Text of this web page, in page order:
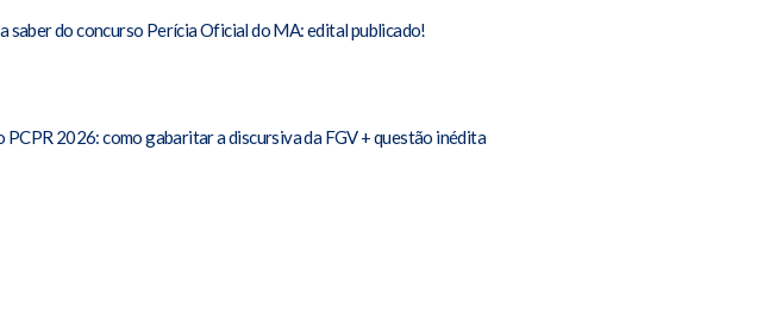
saber do concurso Perícia Oficial do MA: edital publicado!
PCPR 2026: como gabaritar a discursiva da FGV + questão inédita